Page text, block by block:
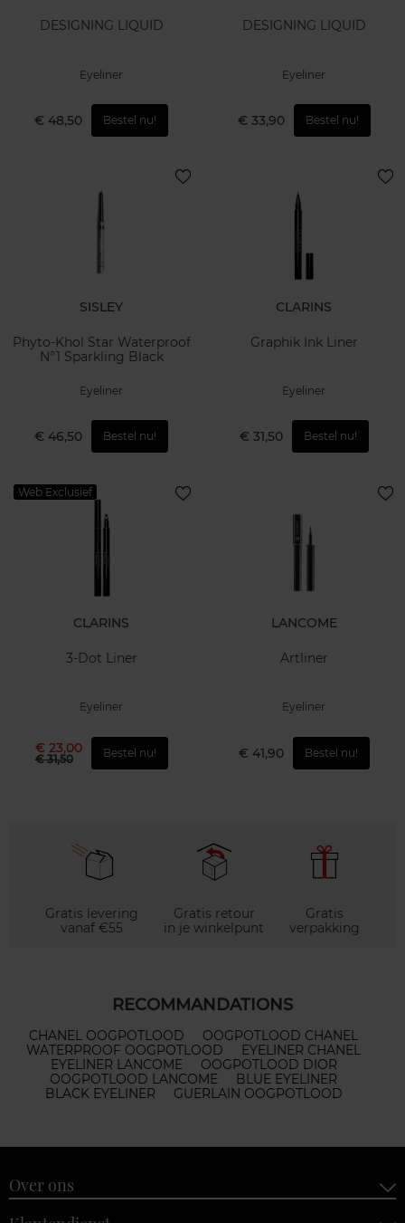
DESIGNING LIQUID
Eyeliner
€ 48,50 Bestel nu!
DESIGNING LIQUID
Eyeliner
€ 33,90 Bestel nu!
SISLEY
Phyto-Khol Star Waterproof
N°1 Sparkling Black
Eyeliner
€ 46,50 Bestel nu!
CLARINS
Graphik Ink Liner
Eyeliner
€ 31,50 Bestel nu!
Web Exclusief
CLARINS
3-Dot Liner
Eyeliner
€ 23,00
€ 31,50 Bestel nu!
LANCOME
Artliner
Eyeliner
€ 41,90 Bestel nu!
Gratis levering
vanaf €55
Gratis retour
in je winkelpunt
Gratis
verpakking
RECOMMANDATIONS
CHANEL OOGPOTLOOD
OOGPOTLOOD CHANEL
WATERPROOF OOGPOTLOOD
EYELINER CHANEL
EYELINER LANCOME
OOGPOTLOOD DIOR
OOGPOTLOOD LANCOME
BLUE EYELINER
BLACK EYELINER
GUERLAIN OOGPOTLOOD
Over ons